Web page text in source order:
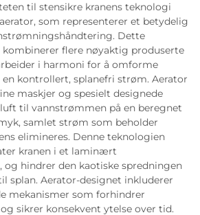
til stensikre kranens teknologi
som representerer et betydelig
Dette
flere nøyaktig produserte
i harmoni for å omforme
kontrollert, splanefri strøm. Aerator
maskjer og spesielt designede
til vannstrømmen på en beregnet
samlet strøm som beholder
elimineres. Denne teknologien
kranen i et laminært
hindrer den kaotiske spredningen
splan. Aerator-designet inkluderer
mekanismer som forhindrer
sikrer konsekvent ytelse over tid.